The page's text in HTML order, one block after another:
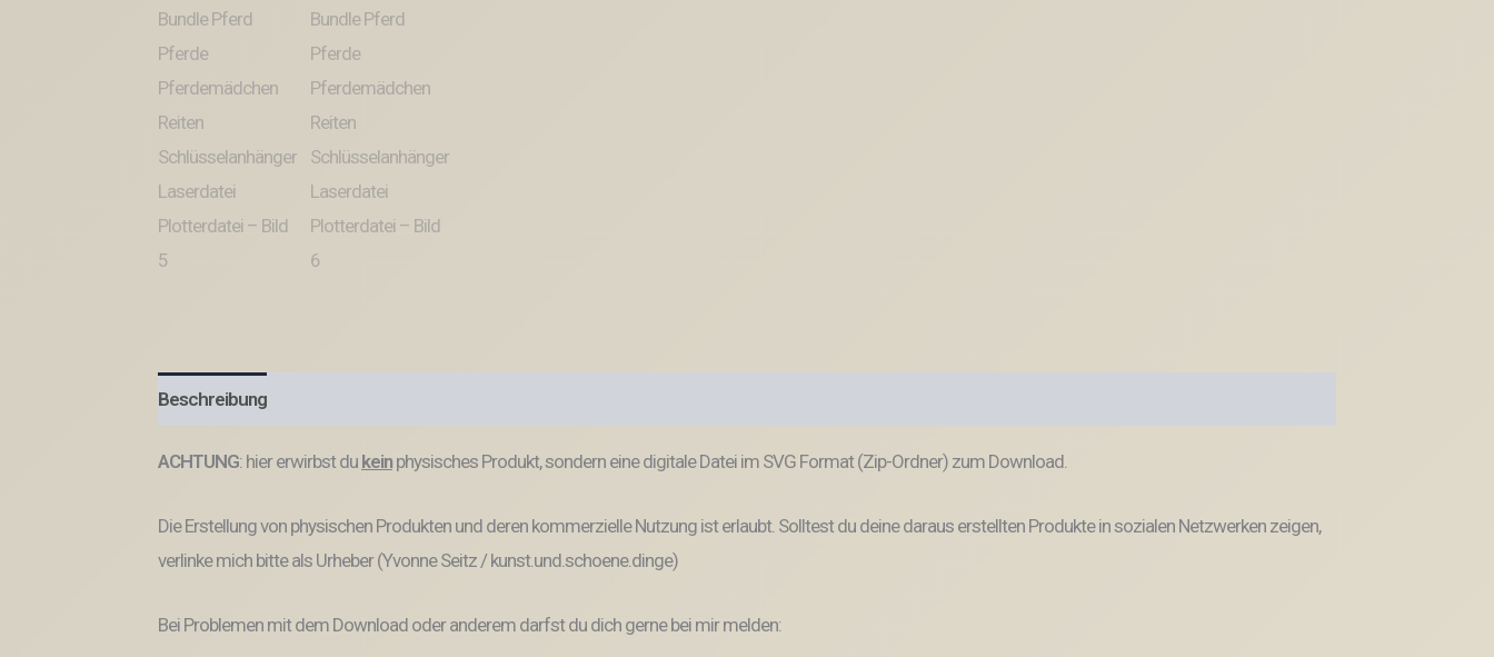
Beschreibung
ACHTUNG: hier erwirbst du kein physisches Produkt, sondern eine digitale Datei im SVG Format (Zip-Ordner) zum Download.
Die Erstellung von physischen Produkten und deren kommerzielle Nutzung ist erlaubt. Solltest du deine daraus erstellten Produkte in sozialen Netzwerken zeigen,
verlinke mich bitte als Urheber (Yvonne Seitz / kunst.und.schoene.dinge)
Bei Problemen mit dem Download oder anderem darfst du dich gerne bei mir melden: